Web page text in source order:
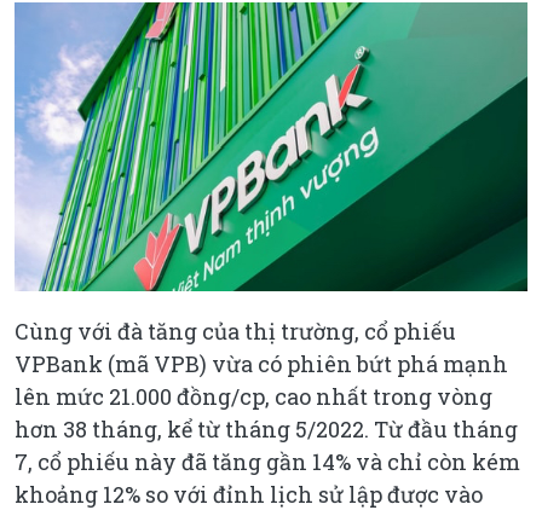
Cùng với đà tăng của thị trường, cổ phiếu
VPBank (mã VPB) vừa có phiên bứt phá mạnh
lên mức 21.000 đồng/cp, cao nhất trong vòng
hơn 38 tháng, kể từ tháng 5/2022. Từ đầu tháng
7, cổ phiếu này đã tăng gần 14% và chỉ còn kém
khoảng 12% so với đỉnh lịch sử lập được vào